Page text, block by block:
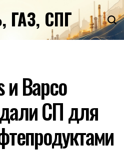
ГАЗ, СПГ
и Bapco
СП для